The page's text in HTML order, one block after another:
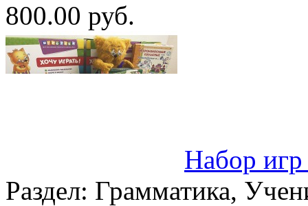
800.00 руб.
Набор
Раздел: Грамматика,